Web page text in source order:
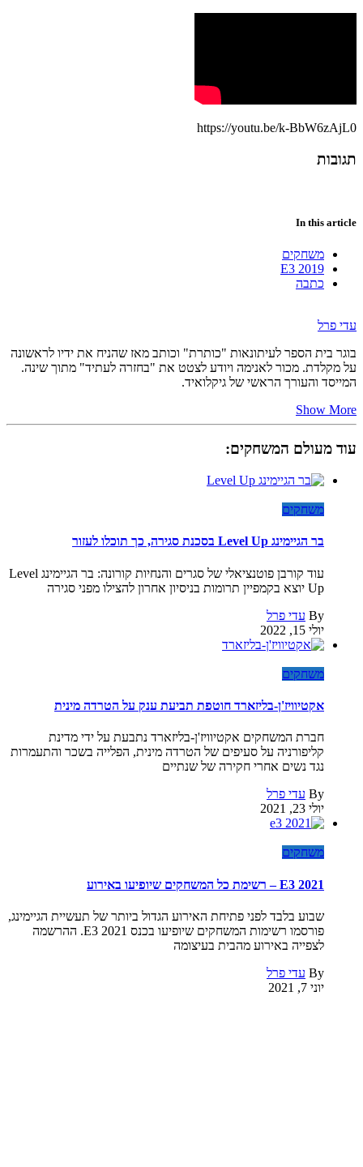
https://youtu.be/k-BbW6zAjL0
תגובות
In this article
משחקים
E3 2019
כתבה
עדי פרל
בוגר בית הספר לעיתונאות "כותרת" וכותב מאז שהניח את ידיו לראשונה
על מקלדת. מכור לאנימה ויודע לצטט את "בחזרה לעתיד" מתוך שינה.
המייסד והעורך הראשי של גיקלואיד.
Show More
עוד מעולם המשחקים:
משחקים
בר הגיימינג Level Up בסכנת סגירה, כך תוכלו לעזור
עוד קורבן פוטנציאלי של סגרים והנחיות קורונה: בר הגיימינג Level
Up יוצא בקמפיין תרומות בניסיון אחרון להצילו מפני סגירה
By עדי פרל
יולי 15, 2022
משחקים
אקטיוויז'ן-בליזארד חוטפת תביעת ענק על הטרדה מינית
חברת המשחקים אקטיוויז'ן-בליזארד נתבעת על ידי מדינת
קליפורניה על סעיפים של הטרדה מינית, הפלייה בשכר והתעמרות
נגד נשים אחרי חקירה של שנתיים
By עדי פרל
יולי 23, 2021
משחקים
E3 2021 – רשימת כל המשחקים שיופיעו באירוע
שבוע בלבד לפני פתיחת האירוע הגדול ביותר של תעשיית הגיימינג,
פורסמו רשימות המשחקים שיופיעו בכנס E3 2021. ההרשמה
לצפייה באירוע מהבית בעיצומה
By עדי פרל
יוני 7, 2021